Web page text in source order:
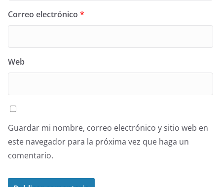
Correo electrónico *
Web
Guardar mi nombre, correo electrónico y sitio web en
este navegador para la próxima vez que haga un
comentario.